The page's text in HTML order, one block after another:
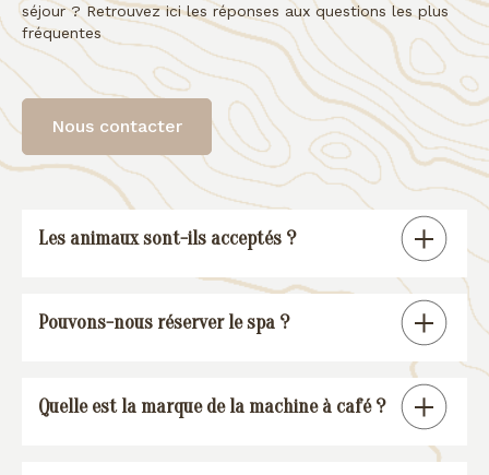
séjour ? Retrouvez ici les réponses aux questions les plus
fréquentes
Nous contacter
Les animaux sont-ils acceptés ?
Tous nos gîtes sont « pet friendly », à
l’exception de la suite spa.
Pouvons-nous réserver le spa ?
pourrez réserver une session spa (voir
Quelle est la marque de la machine à café ?